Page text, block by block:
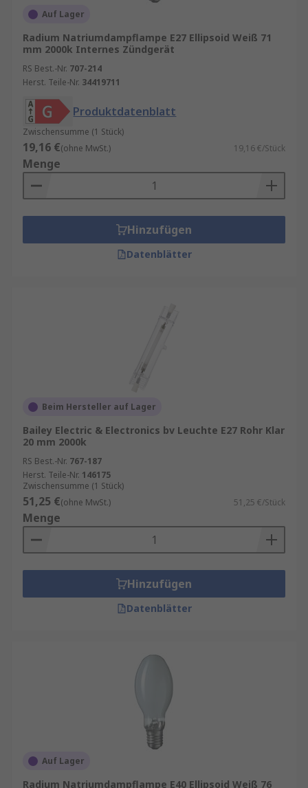
Auf Lager
Radium Natriumdampflampe E27 Ellipsoid Weiß 71
mm 2000k Internes Zündgerät
RS Best.-Nr. 707-214
Herst. Teile-Nr. 34419711
Produktdatenblatt
Zwischensumme (1 Stück)
19,16 €(ohne MwSt.) 19,16 €/Stück
Menge
Hinzufügen
Datenblätter
Beim Hersteller auf Lager
Bailey Electric & Electronics bv Leuchte E27 Rohr Klar
20 mm 2000k
RS Best.-Nr. 767-187
Herst. Teile-Nr. 146175
Zwischensumme (1 Stück)
51,25 €(ohne MwSt.) 51,25 €/Stück
Menge
Hinzufügen
Datenblätter
Auf Lager
Radium Natriumdampflampe E40 Ellipsoid Weiß 76